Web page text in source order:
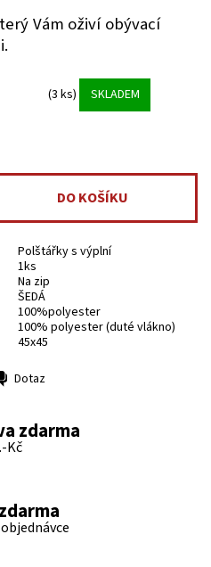
Vám oživí obývací
(3 ks) SKLADEM
Polštářky s výplní
1ks
Na zip
ŠEDÁ
100%polyester
100% polyester (duté vlákno)
45x45
Dotaz
zdarma
Kč